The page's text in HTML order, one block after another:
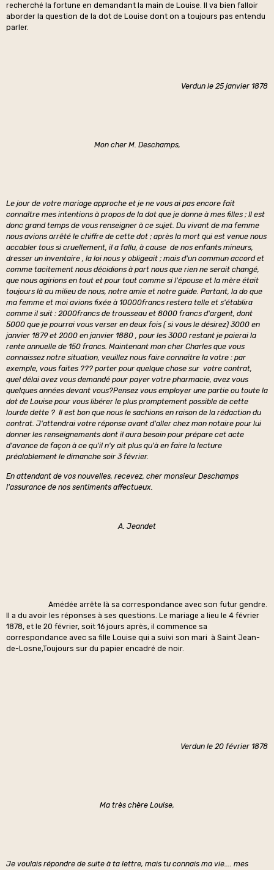
recherché la fortune en demandant la main de Louise. Il va bien falloir
aborder la question de la dot de Louise dont on a toujours pas entendu
parler.
Verdun le 25 janvier 1878
Mon cher M. Deschamps,
Le jour de votre mariage approche et je ne vous ai pas encore fait
connaître mes intentions à propos de la dot que je donne à mes filles ; Il est
donc grand temps de vous renseigner à ce sujet. Du vivant de ma femme
nous avions arrêté le chiffre de cette dot ; après la mort qui est venue nous
accabler tous si cruellement, il a fallu, à cause de nos enfants mineurs,
dresser un inventaire , la loi nous y obligeait ; mais d'un commun accord et
comme tacitement nous décidions à part nous que rien ne serait changé,
que nous agirions en tout et pour tout comme si l'épouse et la mère était
toujours là au milieu de nous, notre amie et notre guide. Partant, la do que
ma femme et moi avions fixée à 10000francs restera telle et s'établira
comme il suit : 2000francs de trousseau et 8000 francs d'argent, dont
5000 que je pourrai vous verser en deux fois ( si vous le désirez) 3000 en
janvier 1879 et 2000 en janvier 1880 , pour les 3000 restant je paierai la
rente annuelle de 150 francs. Maintenant mon cher Charles que vous
connaissez notre situation, veuillez nous faire connaître la votre : par
exemple, vous faites ??? porter pour quelque chose sur votre contrat,
quel délai avez vous demandé pour payer votre pharmacie, avez vous
quelques années devant vous?Pensez vous employer une partie ou toute la
dot de Louise pour vous libérer le plus promptement possible de cette
lourde dette ? Il est bon que nous le sachions en raison de la rédaction du
contrat. J'attendrai votre réponse avant d'aller chez mon notaire pour lui
donner les renseignements dont il aura besoin pour prépare cet acte
d'avance de façon à ce qu'il n'y ait plus qu'à en faire la lecture
préalablement le dimanche soir 3 février.
En attendant de vos nouvelles, recevez, cher monsieur Deschamps
l'assurance de nos sentiments affectueux.
A. Jeandet
Amédée arrête là sa correspondance avec son futur gendre.
Il a du avoir les réponses à ses questions. Le mariage a lieu le 4 février
1878, et le 20 février, soit 16 jours après, il commence sa
correspondance avec sa fille Louise qui a suivi son mari à Saint Jean-
de-Losne,Toujours sur du papier encadré de noir.
Verdun le 20 février 1878
Ma très chère Louise,
Je voulais répondre de suite à ta lettre, mais tu connais ma vie.... mes